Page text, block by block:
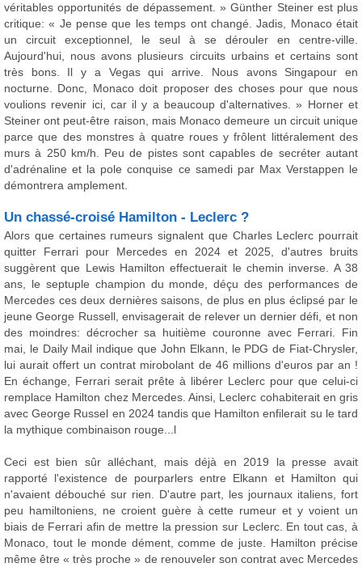
véritables opportunités de dépassement. » Günther Steiner est plus
critique: « Je pense que les temps ont changé. Jadis, Monaco était
un circuit exceptionnel, le seul à se dérouler en centre-ville.
Aujourd'hui, nous avons plusieurs circuits urbains et certains sont
très bons. Il y a Vegas qui arrive. Nous avons Singapour en
nocturne. Donc, Monaco doit proposer des choses pour que nous
voulions revenir ici, car il y a beaucoup d'alternatives. » Horner et
Steiner ont peut-être raison, mais Monaco demeure un circuit unique
parce que des monstres à quatre roues y frôlent littéralement des
murs à 250 km/h. Peu de pistes sont capables de secréter autant
d'adrénaline et la pole conquise ce samedi par Max Verstappen le
démontrera amplement.
Un chassé-croisé Hamilton - Leclerc ?
Alors que certaines rumeurs signalent que Charles Leclerc pourrait
quitter Ferrari pour Mercedes en 2024 et 2025, d'autres bruits
suggèrent que Lewis Hamilton effectuerait le chemin inverse. A 38
ans, le septuple champion du monde, déçu des performances de
Mercedes ces deux dernières saisons, de plus en plus éclipsé par le
jeune George Russell, envisagerait de relever un dernier défi, et non
des moindres: décrocher sa huitième couronne avec Ferrari. Fin
mai, le Daily Mail indique que John Elkann, le PDG de Fiat-Chrysler,
lui aurait offert un contrat mirobolant de 46 millions d'euros par an !
En échange, Ferrari serait prête à libérer Leclerc pour que celui-ci
remplace Hamilton chez Mercedes. Ainsi, Leclerc cohabiterait en gris
avec George Russel en 2024 tandis que Hamilton enfilerait su le tard
la mythique combinaison rouge...l
Ceci est bien sûr alléchant, mais déjà en 2019 la presse avait
rapporté l'existence de pourparlers entre Elkann et Hamilton qui
n'avaient débouché sur rien. D'autre part, les journaux italiens, fort
peu hamiltoniens, ne croient guère à cette rumeur et y voient un
biais de Ferrari afin de mettre la pression sur Leclerc. En tout cas, à
Monaco, tout le monde dément, comme de juste. Hamilton précise
même être « très proche » de renouveler son contrat avec Mercedes